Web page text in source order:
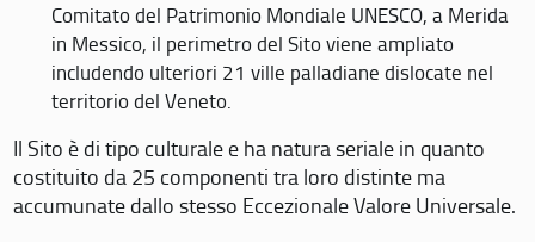
Comitato del Patrimonio Mondiale UNESCO, a Merida
in Messico, il perimetro del Sito viene ampliato
includendo ulteriori 21 ville palladiane dislocate nel
territorio del Veneto.
Il Sito è di tipo culturale e ha natura seriale in quanto
costituito da 25 componenti tra loro distinte ma
accumunate dallo stesso Eccezionale Valore Universale.